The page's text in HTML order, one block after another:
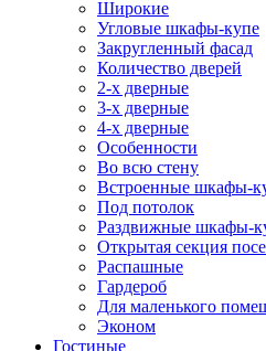
Широкие
Угловые шкафы-купе
Закругленный фасад
Количество дверей
2-х дверные
3-х дверные
4-х дверные
Особенности
Во всю стену
Встроенные шкафы-
Под потолок
Раздвижные шкафы-
Открытая секция
Распашные
Гардероб
Для маленького
Эконом
Гостиные